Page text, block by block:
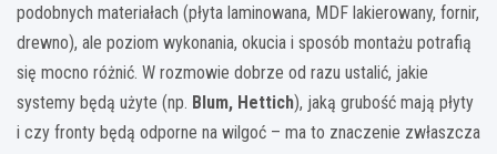
podobnych materiałach (płyta laminowana, MDF lakierowany, fornir,
drewno), ale poziom wykonania, okucia i sposób montażu potrafią
się mocno różnić. W rozmowie dobrze od razu ustalić, jakie
systemy będą użyte (np. Blum, Hettich), jaką grubość mają płyty
i czy fronty będą odporne na wilgoć – ma to znaczenie zwłaszcza